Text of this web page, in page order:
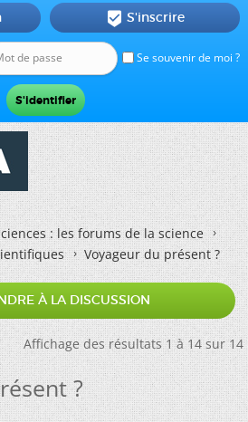
Se souvenir de moi ?
 S'inscrire
: les forums de la science
Voyageur du présent ?
À LA DISCUSSION
Affichage des résultats 1 à 14 sur 14
?